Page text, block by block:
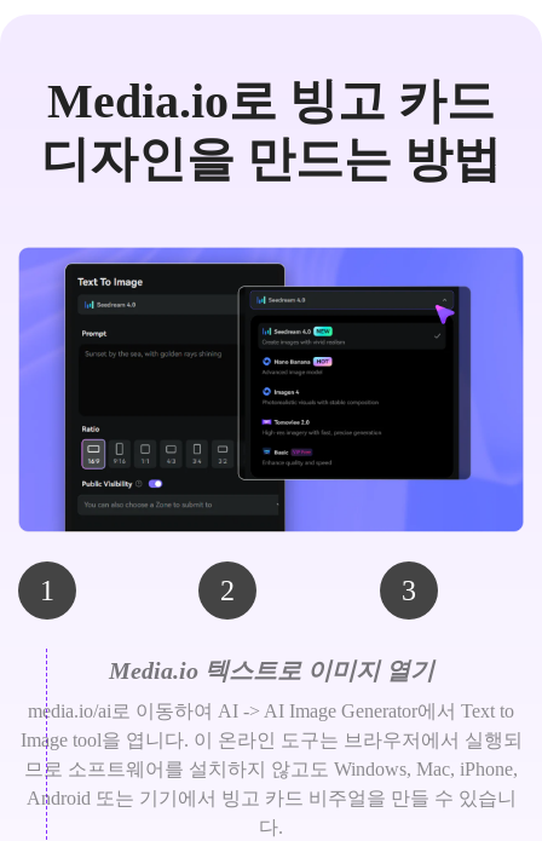
Media.io로 빙고 카드
디자인을 만드는 방법
1 2 3
Media.io 텍스트로 이미지 열기
media.io/ai로 이동하여 AI -> AI Image Generator에서 Text to
Image tool을 엽니다. 이 온라인 도구는 브라우저에서 실행되
므로 소프트웨어를 설치하지 않고도 Windows, Mac, iPhone,
Android 또는 기기에서 빙고 카드 비주얼을 만들 수 있습니
다.